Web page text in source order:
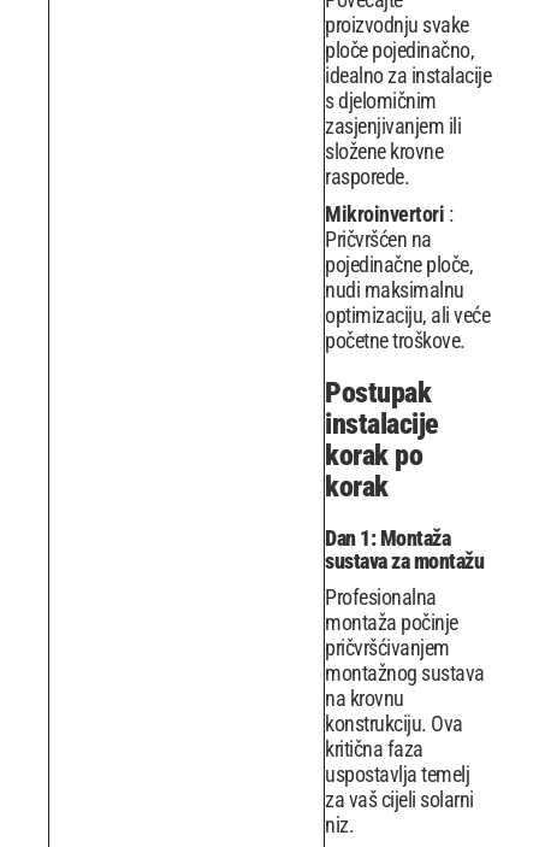
proizvodnju svake
ploče pojedinačno,
idealno za instalacije
s djelomičnim
zasjenjivanjem ili
složene krovne
rasporede.
Mikroinvertori :
Pričvršćen na
pojedinačne ploče,
nudi maksimalnu
optimizaciju, ali veće
početne troškove.
Postupak
instalacije
korak po
korak
Dan 1: Montaža
sustava za montažu
Profesionalna
montaža počinje
pričvršćivanjem
montažnog sustava
na krovnu
konstrukciju. Ova
kritična faza
uspostavlja temelj
za vaš cijeli solarni
niz.